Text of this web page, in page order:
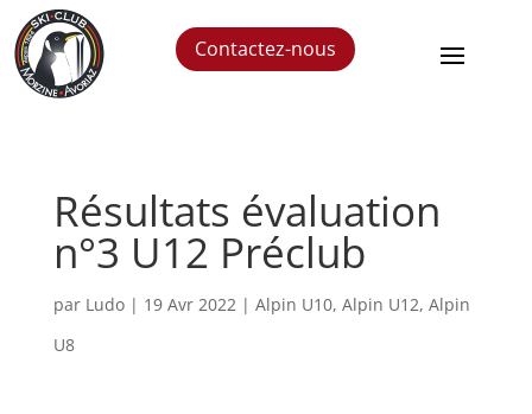
Contactez-nous
Résultats évaluation
n°3 U12 Préclub
par Ludo| 19 Avr 2022| Alpin U10, Alpin U12, Alpin
U8